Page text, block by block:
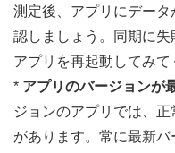
測定後、アプリにデー
認しましょう。同期に失
アプリを再起動してみて
* アプリのバージョンが
ジョンのアプリでは、
があります。常に最新